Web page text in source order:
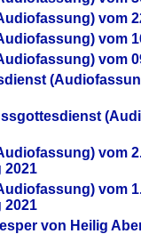
vom
vom
vom
vom
2021
vom
2021
von Heilig